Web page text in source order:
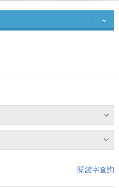
關鍵字查詢